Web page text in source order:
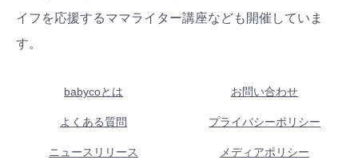
イフを応援するママライター講座なども開催していま
す。
babycoとは お問い合わせ
よくある質問 プライバシーポリシー
ニュースリリース メディアポリシー